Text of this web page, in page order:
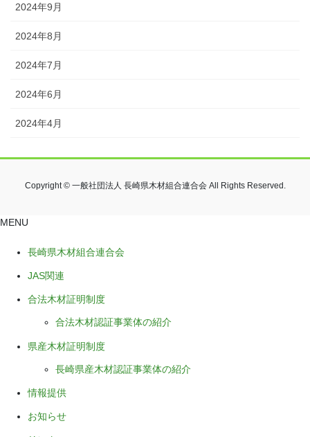
2024年9月
2024年8月
2024年7月
2024年6月
2024年4月
Copyright © 一般社団法人 長崎県木材組合連合会 All Rights Reserved.
MENU
長崎県木材組合連合会
JAS関連
合法木材証明制度
合法木材認証事業体の紹介
県産木材証明制度
長崎県産木材認証事業体の紹介
情報提供
お知らせ